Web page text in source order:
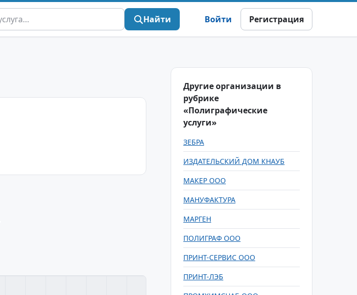
Найти Войти Регистрация
Другие организации в
рубрике
«Полиграфические
услуги»
ЗЕБРА
ИЗДАТЕЛЬСКИЙ ДОМ КНАУБ
МАКЕР ООО
МАНУФАКТУРА
МАРГЕН
ПОЛИГРАФ ООО
ПРИНТ-СЕРВИС ООО
ПРИНТ-ЛЭБ